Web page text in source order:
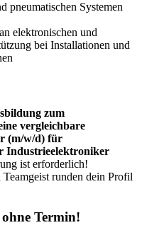
pneumatischen Systemen
elektronischen und
bei Installationen und
zum
vergleichbare
(m/w/d) für
Industrieelektroniker
ist erforderlich!
runden dein Profil
Termin!